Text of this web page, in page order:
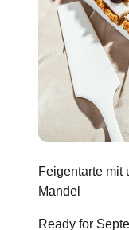
Feigentarte mit
Mandel
Ready for